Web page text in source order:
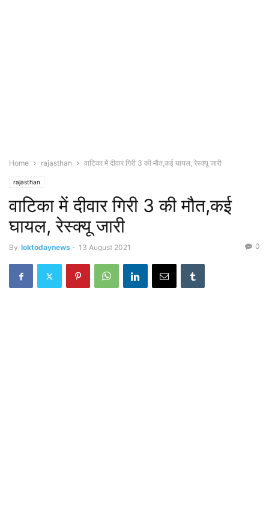
Home rajasthan वाटिका में दीवार गिरी 3 की मौत,कई घायल, रेस्क्यू जारी
rajasthan
वाटिका में दीवार गिरी 3 की मौत,कई
घायल, रेस्क्यू जारी
By loktodaynews - 13 August 2021 0